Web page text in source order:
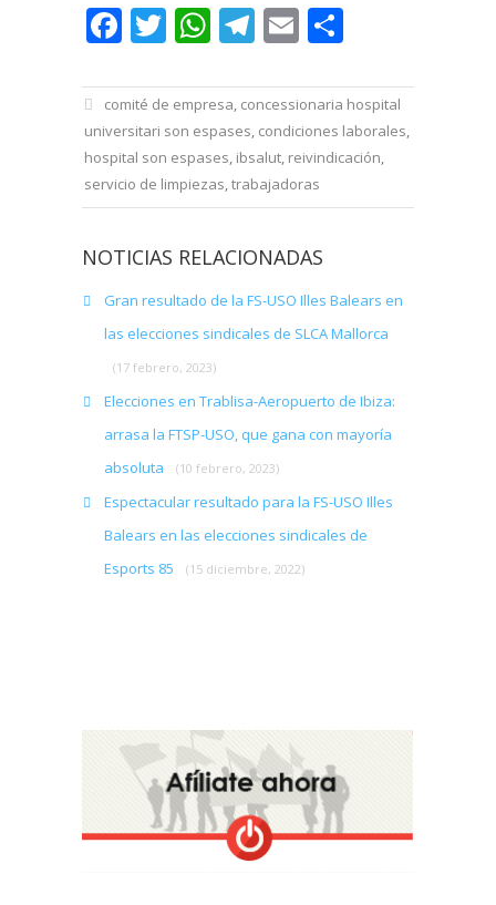
Facebook
Twitter
WhatsApp
Telegram
Email
comité de empresa, concessionaria hospital
universitari son espases, condiciones laborales,
hospital son espases, ibsalut, reivindicación,
servicio de limpiezas,trabajadoras
NOTICIAS RELACIONADAS
Gran resultado de la FS-USO Illes Balears en
las elecciones sindicales de SLCA Mallorca
(17 febrero, 2023)
Elecciones en Trablisa-Aeropuerto de Ibiza:
arrasa la FTSP-USO, que gana con mayoría
absoluta
(10 febrero, 2023)
Espectacular resultado para la FS-USO Illes
Balears en las elecciones sindicales de
Esports 85
(15 diciembre, 2022)